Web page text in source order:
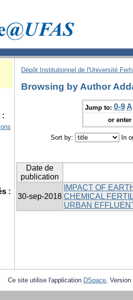
:
:
Dépôt Institutionnel de l'Université
Browsing by Author
Jump to: 0-9 A
or
Sort by: In
Date de
publication
30-sep-2018
IMPACT OF
CHEMICAL
URBAN
Ce site utilise l'application DSpace,